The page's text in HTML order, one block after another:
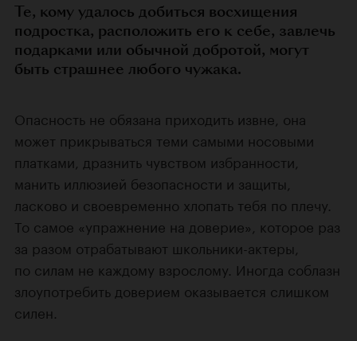
Те, кому удалось добиться восхищения
подростка, расположить его к себе, завлечь
подарками или обычной добротой, могут
быть страшнее любого чужака.
Опасность не обязана приходить извне, она
может прикрываться теми самыми носовыми
платками, дразнить чувством избранности,
манить иллюзией безопасности и защиты,
ласково и своевременно хлопать тебя по плечу.
То самое «упражнение на доверие», которое раз
за разом отрабатывают школьники-актеры,
по силам не каждому взрослому. Иногда соблазн
злоупотребить доверием оказывается слишком
силен.